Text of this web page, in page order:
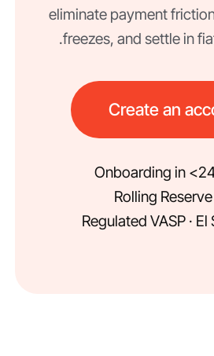
eliminate payment
freezes, and settle in
Create an
Onboarding in
Regulated VASP ·